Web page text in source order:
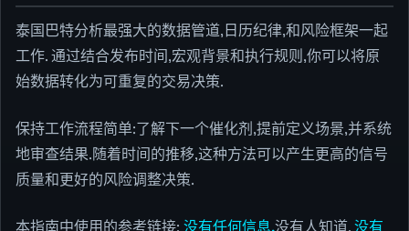
泰国巴特分析最强大的数据管道,日历纪律,和风险框架一起
工作. 通过结合发布时间,宏观背景和执行规则,你可以将原
始数据转化为可重复的交易决策.
保持工作流程简单:了解下一个催化剂,提前定义场景,并系统
地审查结果.随着时间的推移,这种方法可以产生更高的信号
质量和更好的风险调整决策.
本指南中使用的参考链接: 没有任何信息.没有人知道.没有